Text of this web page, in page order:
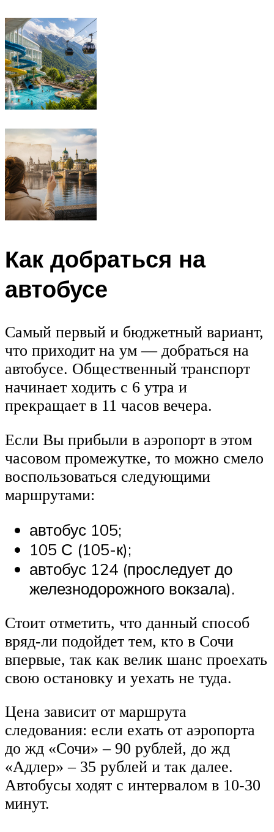
Как добраться на
автобусе
Самый первый и бюджетный вариант,
что приходит на ум — добраться на
автобусе. Общественный транспорт
начинает ходить с 6 утра и
прекращает в 11 часов вечера.
Если Вы прибыли в аэропорт в этом
часовом промежутке, то можно смело
воспользоваться следующими
маршрутами:
автобус 105;
105 С (105-к);
автобус 124 (проследует до
железнодорожного вокзала).
Стоит отметить, что данный способ
вряд-ли подойдет тем, кто в Сочи
впервые, так как велик шанс проехать
свою остановку и уехать не туда.
Цена зависит от маршрута
следования: если ехать от аэропорта
до жд «Сочи» – 90 рублей, до жд
«Адлер» – 35 рублей и так далее.
Автобусы ходят с интервалом в 10-30
минут.